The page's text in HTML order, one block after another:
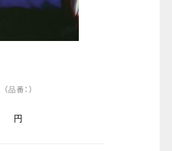
（品番：）
円